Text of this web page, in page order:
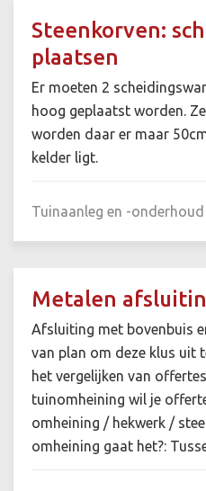
Steenkorven:
plaatsen
Er moeten 2
hoog geplaatst worden.
worden daar er maar
kelder ligt.
Tuinaanleg en -onderhoud
Metalen
Afsluiting met bovenbuis
van plan om deze klus uit
het vergelijken van
tuinomheining wil je
omheining / hekwerk /
omheining gaat het?: